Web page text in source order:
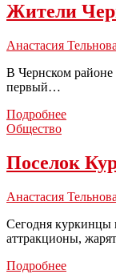
Жители
Анастасия Тельнова
В Чернском районе
первый…
ПодробнееЖители
готовятся
к
Дня
Общество
Поселок
Анастасия Тельнова
Сегодня куркинцы
аттракционы,
ПодробнееПоселок